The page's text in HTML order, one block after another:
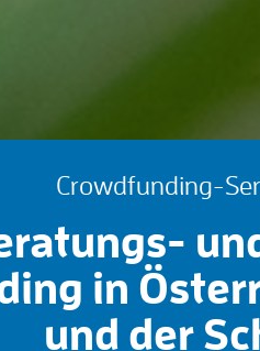
Crowdfunding-
in
und der